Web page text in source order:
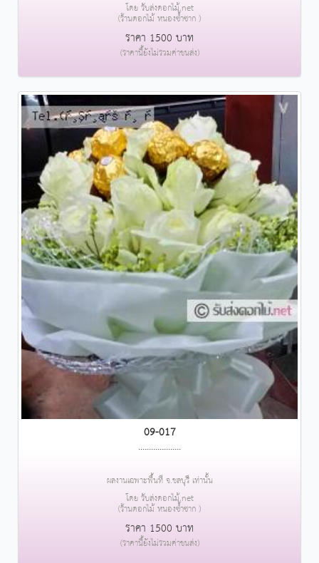
โดย รับส่งดอกไม้.net
(ร้านดอกไม้ หนองซ้ำซาก )
ราคา 1500 บาท
(ราคานี้ยังไม่รวมค่าขนส่ง)
09-017
....................
ผลงานเฉพาะพื้นที่ จ.ชลบุรี เท่านั้น
โดย รับส่งดอกไม้.net
(ร้านดอกไม้ หนองซ้ำซาก )
ราคา 1500 บาท
(ราคานี้ยังไม่รวมค่าขนส่ง)